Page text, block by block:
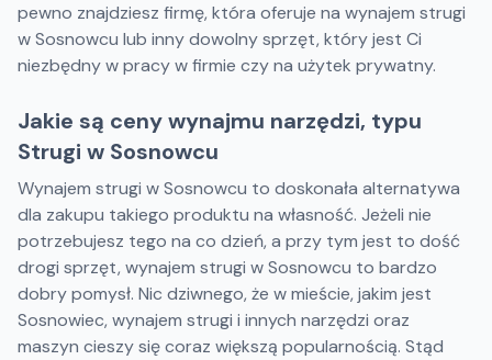
pewno znajdziesz firmę, która oferuje na wynajem strugi
w Sosnowcu lub inny dowolny sprzęt, który jest Ci
niezbędny w pracy w firmie czy na użytek prywatny.
Jakie są ceny wynajmu narzędzi, typu
Strugi w Sosnowcu
Wynajem strugi w Sosnowcu to doskonała alternatywa
dla zakupu takiego produktu na własność. Jeżeli nie
potrzebujesz tego na co dzień, a przy tym jest to dość
drogi sprzęt, wynajem strugi w Sosnowcu to bardzo
dobry pomysł. Nic dziwnego, że w mieście, jakim jest
Sosnowiec, wynajem strugi i innych narzędzi oraz
maszyn cieszy się coraz większą popularnością. Stąd